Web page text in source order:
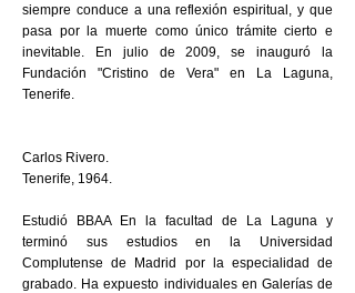
siempre conduce a una reflexión espiritual, y que
pasa por la muerte como único trámite cierto e
inevitable. En julio de 2009, se inauguró la
Fundación "Cristino de Vera" en La Laguna,
Tenerife.
Carlos Rivero.
Tenerife, 1964.
Estudió BBAA En la facultad de La Laguna y
terminó sus estudios en la Universidad
Complutense de Madrid por la especialidad de
grabado. Ha expuesto individuales en Galerías de